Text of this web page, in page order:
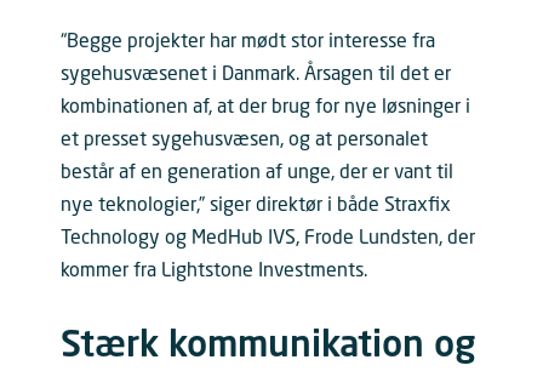
“Begge projekter har mødt stor interesse fra
sygehusvæsenet i Danmark. Årsagen til det er
kombinationen af, at der brug for nye løsninger i
et presset sygehusvæsen, og at personalet
består af en generation af unge, der er vant til
nye teknologier,” siger direktør i både Straxfix
Technology og MedHub IVS, Frode Lundsten, der
kommer fra Lightstone Investments.
Stærk kommunikation og